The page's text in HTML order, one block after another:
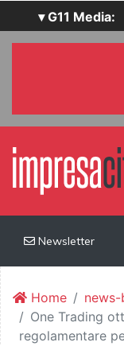
▾ G11 Media:
SecurityOpenLab
Newsletter
Home
news-
One Trading
regolamentare